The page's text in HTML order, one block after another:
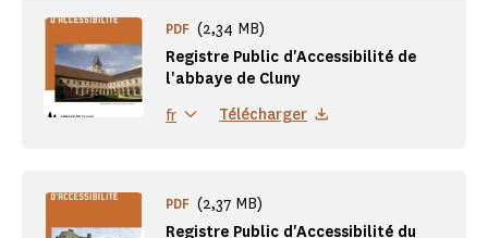
Registre Public d'Accessibilité de
l'abbaye de Cluny
PDF (2,34 MB)
fr Télécharger
Registre Public d'Accessibilité du
PDF (2,37 MB)